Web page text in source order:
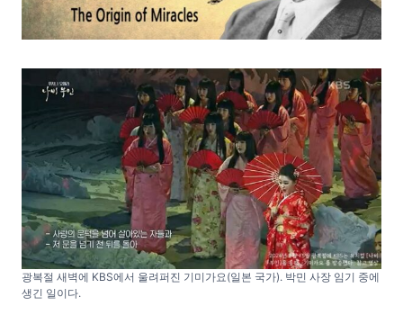
광복절 새벽에 KBS에서 울려퍼진 기미가요(일본 국가). 박민 사장 임기 중에
생긴 일이다.